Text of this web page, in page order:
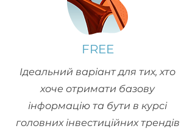
FREE
Ідеальний варіант для тих, хто
хоче отримати базову
інформацію та бути в курсі
головних інвестиційних трендів